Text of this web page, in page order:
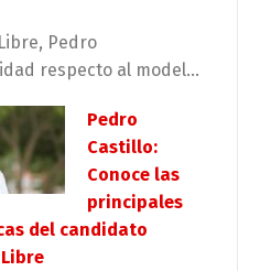
Pedro
respecto al model...
Pedro
Castillo:
Conoce las
principales
del candidato